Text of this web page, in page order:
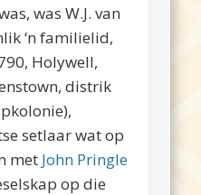
was W.J. van
‘n familielid,
Holywell,
distrik
setlaar wat op
met John Pringle
op die